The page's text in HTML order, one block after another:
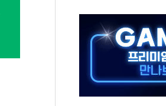
열질환 사망 23명…정부, 비상대응기구 가동
트 부양, 수도 베이징도 부동산 규제 철폐
곡서 수위 상승으로 피서객 7명 고립…전원
일 '별똥별 멍' 운영…페르세우스 유성우 관